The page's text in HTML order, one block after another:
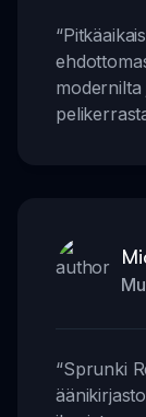
“
modernilta
“Sprunki